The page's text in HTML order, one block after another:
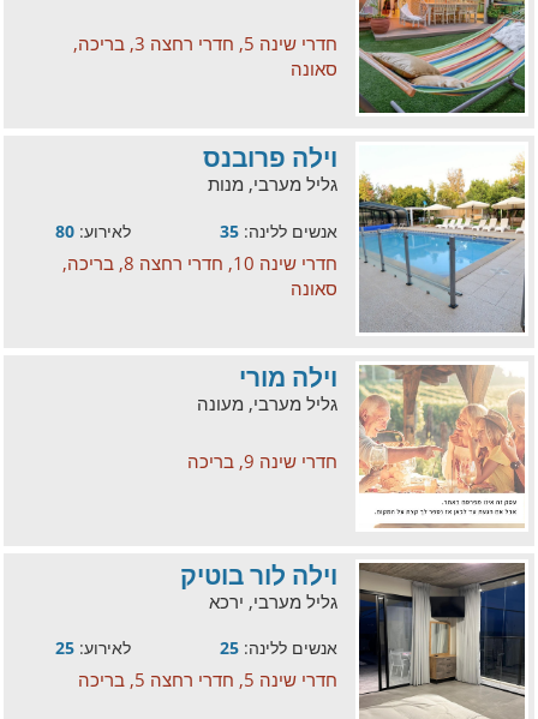
חדרי שינה 5, חדרי רחצה 3, בריכה,
סאונה
וילה פרובנס
גליל מערבי, מנות
אנשים ללינה: 35 לאירוע: 80
חדרי שינה 10, חדרי רחצה 8, בריכה,
סאונה
וילה מורי
גליל מערבי, מעונה
חדרי שינה 9, בריכה
וילה לור בוטיק
גליל מערבי, ירכא
אנשים ללינה: 25 לאירוע: 25
חדרי שינה 5, חדרי רחצה 5, בריכה